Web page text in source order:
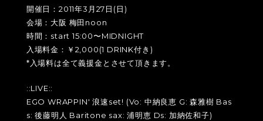
開催日：2011年3月27日(日)
会場：大阪 梅田noon
時間：start 15:00〜MIDNIGHT
入場料金：￥2,000(1 DRINK付き)
*入場料は全て義援金とさせて頂きます。
::LIVE::
EGO WRAPPIN' 浪速set! (Vo: 中納良恵 G: 森雅樹 Bas
s: 後藤明人 Baritone sax: 浦明恵 Ds: 加納佐和子)